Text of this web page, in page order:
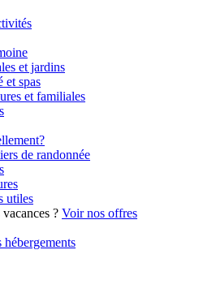
et jardins
et spas
et familiales
de randonnée
utiles
? Voir nos offres
hébergements